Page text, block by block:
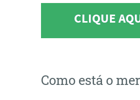
CLIQUE
Como está o